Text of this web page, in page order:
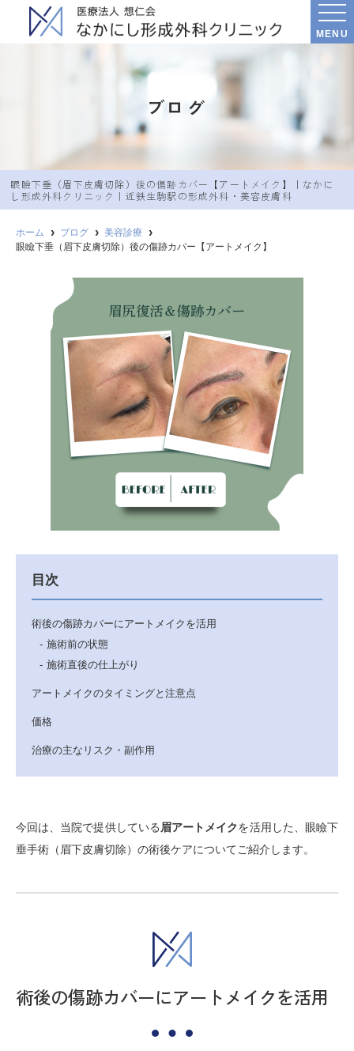
MENU
ブログ
眼瞼下垂（眉下皮膚切除）後の傷跡カバー【アートメイク】｜なかに
し︎形成外科クリニック｜近鉄生駒駅の形成外科・美容皮膚科
ホーム ブログ
美容診療
眼瞼下垂（眉下皮膚切除）後の傷跡カバー【アートメイク】
目次
術後の傷跡カバーにアートメイクを活用
施術前の状態
施術直後の仕上がり
アートメイクのタイミングと注意点
価格
治療の主なリスク・副作用
今回は、当院で提供している 眉アートメイクを活用した、眼瞼下
垂手術（眉下皮膚切除）の術後ケアについてご紹介します。
術後の傷跡カバーにアートメイクを活用